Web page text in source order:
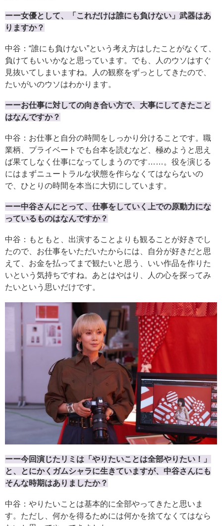
ーー女優として、「これだけは誰にも負けない」武器はあ
りますか？
中谷：“誰にも負けない”という考え方はしたことがなくて、
負けてもいいかなと思っています。でも、人のウソはすぐ
見抜いてしまいますね。人の観察をずっとしてきたので、
たいがいのウソはわかります。
ーーお仕事に対しての向き合い方で、大事にしてきたこと
はなんですか？
中谷：お仕事と自分の時間をしっかり分けることです。職
業柄、プライベートでも台本を読むなど、極めようと思え
ば果てしなく仕事になってしまうのです……。役を演じる
にはまずニュートラルな状態を作らなくてはならないの
で、ひとりの時間を本当に大切にしています。
ーー中谷さんにとって、仕事をしていく上での原動力にな
っているものはなんですか？
中谷：もともと、出演することよりも観ることが好きでし
たので、お仕事をいただいたからには、自分が好きだと思
えて、お金を払ってまで観たいと思う、いい作品を作りた
いという気持ちですね。あとはやはり、人の心を探ってみ
たいという思いだけです。
ーー今回演じたリミは「やりたいことは全部やりたい！」
と、とにかくガムシャラに生きていますが、中谷さんにも
そんな時期はありましたか？
中谷：やりたいことは基本的に全部やってきたと思いま
す。ただし、何かを得るためには何かを捨てなくてはなら